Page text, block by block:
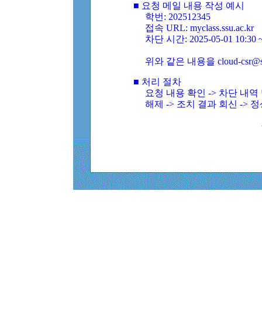
■ 요청 메일 내용 작성 예시
학번: 202512345
접속 URL: myclass.ssu.ac.kr
차단 시간: 2025-05-01 10:30
위와 같은 내용을 cloud-
■ 처리 절차
요청 내용 확인 -> 차단 내
해제 -> 조치 결과 회신 ->